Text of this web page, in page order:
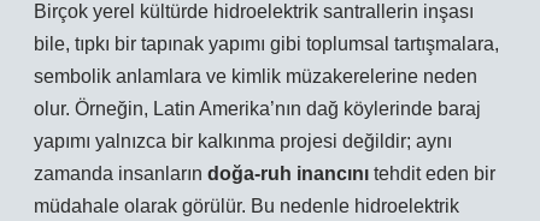
Birçok yerel kültürde hidroelektrik santrallerin inşası
bile, tıpkı bir tapınak yapımı gibi toplumsal tartışmalara,
sembolik anlamlara ve kimlik müzakerelerine neden
olur. Örneğin, Latin Amerika’nın dağ köylerinde baraj
yapımı yalnızca bir kalkınma projesi değildir; aynı
zamanda insanların doğa-ruh inancını tehdit eden bir
müdahale olarak görülür. Bu nedenle hidroelektrik